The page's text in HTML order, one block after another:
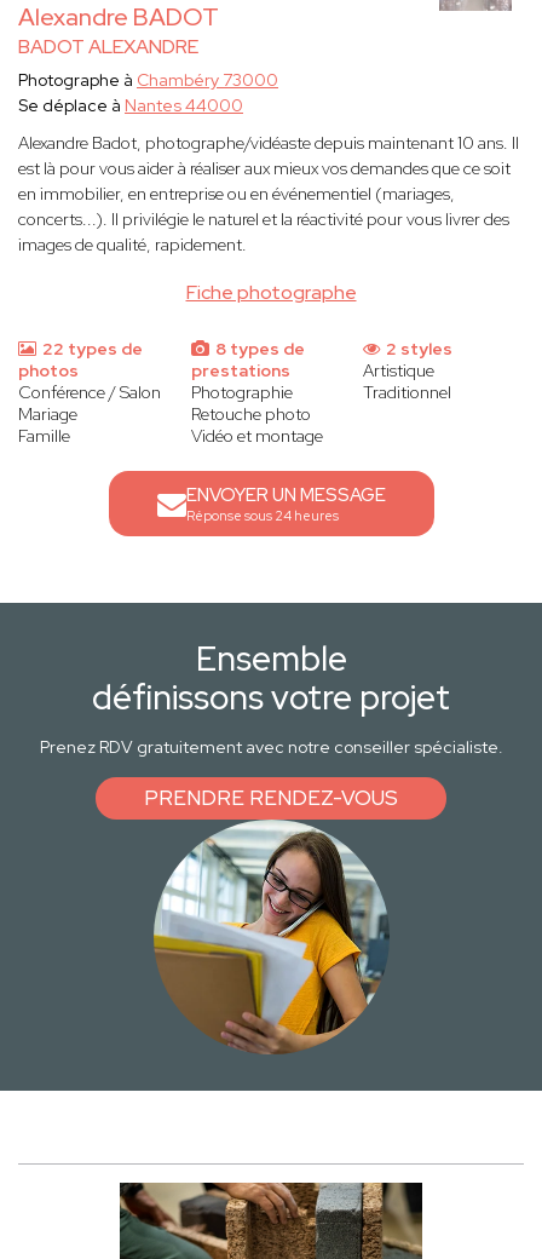
Alexandre BADOT
BADOT ALEXANDRE
Fiche photographe
Photographe à Chambéry 73000
Se déplace à Nantes 44000
Alexandre Badot, photographe/vidéaste depuis maintenant 10 ans. Il
est là pour vous aider à réaliser aux mieux vos demandes que ce soit
en immobilier, en entreprise ou en événementiel (mariages,
concerts...). Il privilégie le naturel et la réactivité pour vous livrer des
images de qualité, rapidement.
22 types de
photos
Conférence / Salon
Mariage
Famille
8 types de
prestations
Photographie
Retouche photo
Vidéo et montage
2 styles
Artistique
Traditionnel
ENVOYER UN MESSAGE
Réponse sous 24 heures
Ensemble
définissons votre projet
Prenez RDV gratuitement avec notre conseiller spécialiste.
PRENDRE RENDEZ-VOUS